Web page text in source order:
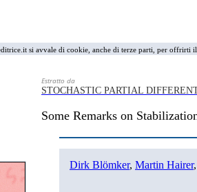
si avvale di cookie, anche di terze parti, per
Estratto da
STOCHASTIC PARTIAL
Some Remarks on
Dirk Blömker, Martin Hairer